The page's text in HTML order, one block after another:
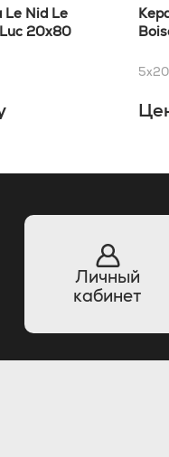
Le Nid Le
Luc 20x80
5x20
Личный
кабинет